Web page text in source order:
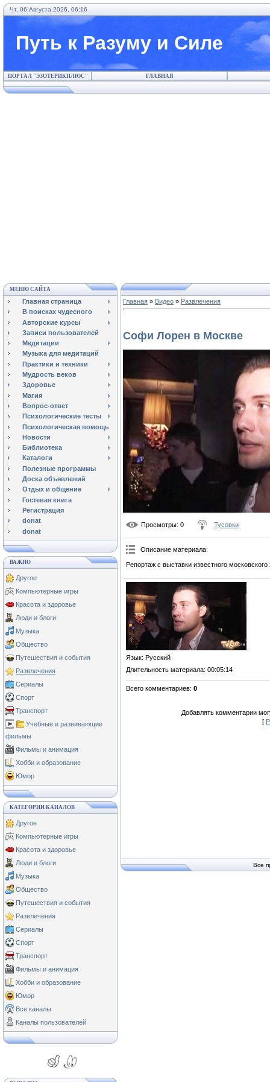
Чт, 06.Августа.2026, 06:16
Путь к Разуму и Силе
ПОРТАЛ "ЭЗОТЕРИКПЛЮС" ГЛАВНАЯ
МЕНЮ САЙТА
Главная страница
В поисках чудесного
Авторские курсы
Записи пользователей
Медитации
Музыка для медитаций
Практики и техники
Мудрость веков
Здоровье
Магия
Вопрос-ответ
Психологические тесты
Психологическая помощь
Новости
Библиотека
Каталоги
Полезные программы
Доска объявлений
Отдых и общение
Гостевая книга
Регистрация
donat
donat
ВАЖНО
Другое
Компьютерные игры
Красота и здоровье
Люди и блоги
Музыка
Общество
Путешествия и события
Развлечения
Сериалы
Спорт
Транспорт
Учебные и развивающие
фильмы
Фильмы и анимация
Хобби и образование
Юмор
КАТЕГОРИИ КАНАЛОВ
Другое
Компьютерные игры
Красота и здоровье
Люди и блоги
Музыка
Общество
Путешествия и события
Развлечения
Сериалы
Спорт
Транспорт
Фильмы и анимация
Хобби и образование
Юмор
Все каналы
Каналы пользователей
Главная » Видео » Развлечения
Софи Лорен в Москве
Просмотры: 0 Тусовки
Описание материала:
Репортаж с выставки известного
Язык: Русский
Длительность материала: 00:05:14
Всего комментариев: 0
Добавлять комментарии
[
Все